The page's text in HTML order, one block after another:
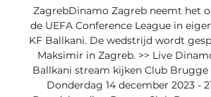
ZagrebDinamo Zagreb neemt het
de UEFA Conference League in
KF Ballkani. De wedstrijd wordt
Maksimir in Zagreb. >> Live
Ballkani stream kijken Club
Donderdag 14 december 2023 -